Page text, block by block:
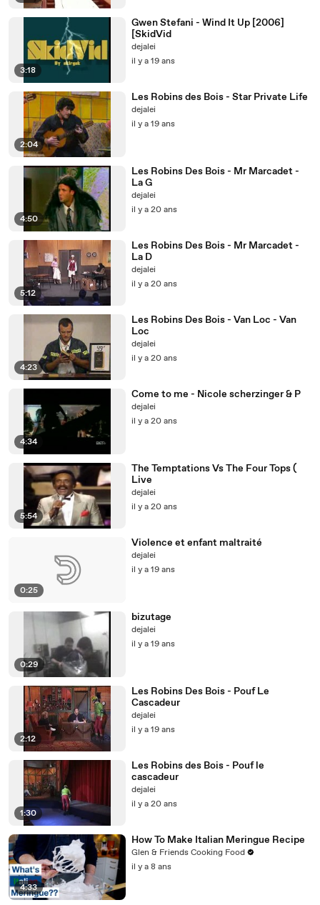
3:18
Gwen Stefani - Wind It Up [2006]
[SkidVid
dejalei
il y a 19 ans
2:04
Les Robins des Bois - Star Private Life
dejalei
il y a 19 ans
4:50
Les Robins Des Bois - Mr Marcadet -
La G
dejalei
il y a 20 ans
5:12
Les Robins Des Bois - Mr Marcadet -
La D
dejalei
il y a 20 ans
4:23
Les Robins Des Bois - Van Loc - Van
Loc
dejalei
il y a 20 ans
4:34
Come to me - Nicole scherzinger & P
dejalei
il y a 20 ans
5:54
The Temptations Vs The Four Tops (
Live
dejalei
il y a 20 ans
0:25
Violence et enfant maltraité
dejalei
il y a 19 ans
0:29
bizutage
dejalei
il y a 19 ans
2:12
Les Robins Des Bois - Pouf Le
Cascadeur
dejalei
il y a 19 ans
1:30
Les Robins des Bois - Pouf le
cascadeur
dejalei
il y a 20 ans
4:33
How To Make Italian Meringue Recipe
Glen & Friends Cooking Food
il y a 8 ans